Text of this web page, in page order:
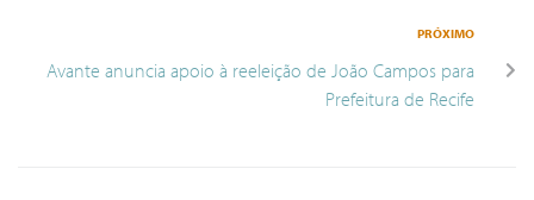
PRÓXIMO
Avante anuncia apoio à reeleição de João Campos para
Prefeitura de Recife